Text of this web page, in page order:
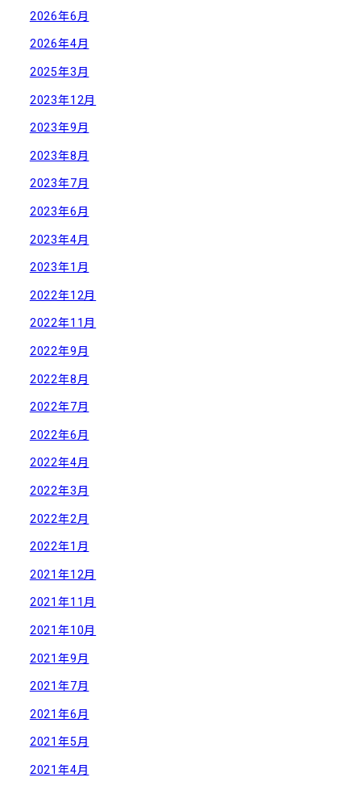
り
2026年6月
2026年4月
2025年3月
2023年12月
2023年9月
2023年8月
2023年7月
2023年6月
2023年4月
2023年1月
2022年12月
2022年11月
2022年9月
2022年8月
2022年7月
2022年6月
2022年4月
2022年3月
2022年2月
2022年1月
2021年12月
2021年11月
2021年10月
2021年9月
2021年7月
2021年6月
2021年5月
2021年4月